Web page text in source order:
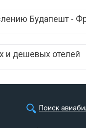
Будапешт -
и дешевых отелей
Поиск